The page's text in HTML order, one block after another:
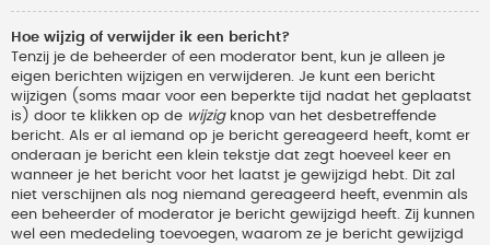
Hoe wijzig of verwijder ik een bericht?
Tenzij je de beheerder of een moderator bent, kun je alleen je
eigen berichten wijzigen en verwijderen. Je kunt een bericht
wijzigen (soms maar voor een beperkte tijd nadat het geplaatst
is) door te klikken op de wijzigknop van het desbetreffende
bericht. Als er al iemand op je bericht gereageerd heeft, komt er
onderaan je bericht een klein tekstje dat zegt hoeveel keer en
wanneer je het bericht voor het laatst je gewijzigd hebt. Dit zal
niet verschijnen als nog niemand gereageerd heeft, evenmin als
een beheerder of moderator je bericht gewijzigd heeft. Zij kunnen
wel een mededeling toevoegen, waarom ze je bericht gewijzigd